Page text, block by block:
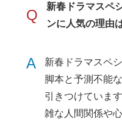
Q
新春ドラマスペ
ンに人気の理由
A
新春ドラマスペ
脚本と予測不能
引きつけていま
雑な人間関係や